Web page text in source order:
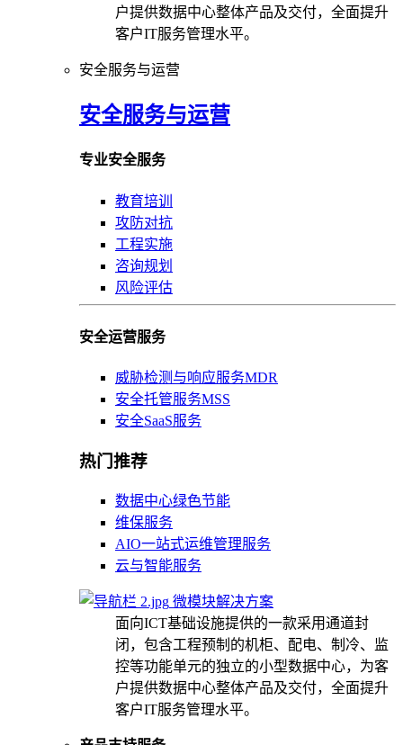
户提供数据中心整体产品及交付，全面提升
客户IT服务管理水平。
安全服务与运营
安全服务与运营
专业安全服务
教育培训
攻防对抗
工程实施
咨询规划
风险评估
安全运营服务
威胁检测与响应服务MDR
安全托管服务MSS
安全SaaS服务
热门推荐
数据中心绿色节能
维保服务
AIO一站式运维管理服务
云与智能服务
微模块解决方案
面向ICT基础设施提供的一款采用通道封
闭，包含工程预制的机柜、配电、制冷、监
控等功能单元的独立的小型数据中心，为客
户提供数据中心整体产品及交付，全面提升
客户IT服务管理水平。